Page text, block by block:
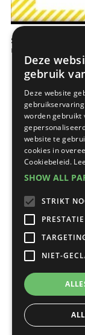
Saint-Gobain
Isoleren
Ontvang onze
E-
mail
Deze
gebruik
Deze website
worden gebruikt
website te
cookies in
Cookiebeleid.
SHOW ALL
STRIKT
PRESTATIE
NIET-